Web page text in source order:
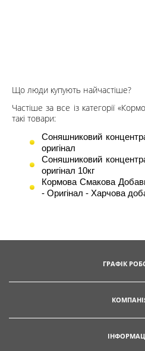
Що люди купують найчастіше?
Частіше за все із категорії
такі товари:
Соняшниковий
оригінал
Соняшниковий
оригінал 10кг
Кормова Смакова
- Оригінал - Харчова
ГРАФІК